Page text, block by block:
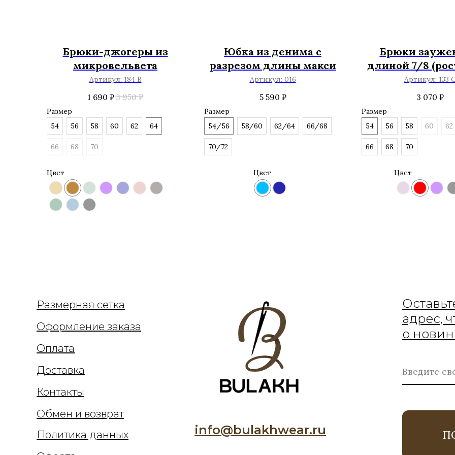
Брюки-джогеры из
микровельвета
Артикул: 184 В
1 690 ₽3 950 ₽
Размер
54
56 58 60 62 64
66 68 70
Цвет
Юбка из денима с
разрезом длины макси
Артикул: 016
5 590 ₽
Размер
54/56
58/60 62/64 66/68
70/72
Цвет
Брюки
длиной 7/8
180 см)
Артикул: 133
3 070 ₽
Размер
54
56 58 60 62
66 68 70
Цвет
Размерная сетка
Оформление заказа
Оплата
Доставка
Обмен и возврат
Контакты
адрес,
о
Политика данных
info@bulakhwear.ru